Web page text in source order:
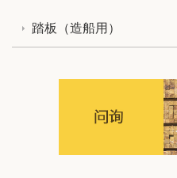
踏板（造船用）